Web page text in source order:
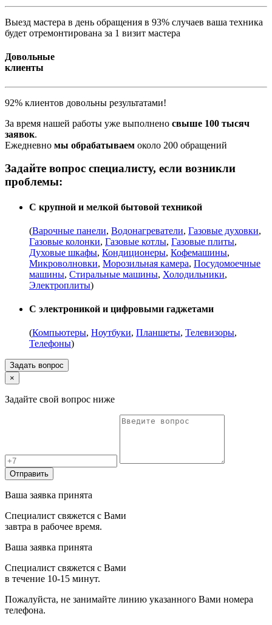
Выезд мастера в день обращения в 93% случаев ваша техника
будет отремонтирована за 1 визит мастера
Довольные
клиенты
92% клиентов довольны результатами!
За время нашей работы уже выполнено свыше 100 тысяч
заявок.
Ежедневно мы обрабатываем около 200 обращений
Задайте вопрос специалисту, если возникли
проблемы:
С крупной и мелкой бытовой техникой
(Варочные панели, Водонагреватели, Газовые духовки,
Газовые колонки, Газовые котлы, Газовые плиты,
Духовые шкафы, Кондиционеры, Кофемашины,
Микроволновки, Морозильная камера, Посудомоечные
машины, Стиральные машины, Холодильники,
Электроплиты)
С электроникой и цифровыми гаджетами
(Компьютеры, Ноутбуки, Планшеты, Телевизоры,
Телефоны)
Задать вопрос
×
Задайте свой вопрос ниже
Отправить
Ваша заявка принята
Специалист свяжется с Вами
завтра в рабочее время.
Ваша заявка принята
Специалист свяжется с Вами
в течение 10-15 минут.
Пожалуйста, не занимайте линию указанного Вами номера
телефона.